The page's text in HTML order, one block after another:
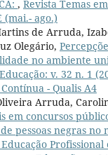
, Revista Temas
(mai.- ago.)
de Arruda,
Olegário,
no ambiente
v. 32 n. 1
- Qualis A4
Arruda,
em concursos
pessoas negras no
Profissional